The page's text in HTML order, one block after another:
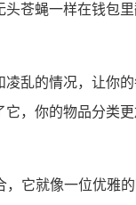
苍蝇一样在钱包
乱的情况，让你
，你的物品分类
它就像一位优雅